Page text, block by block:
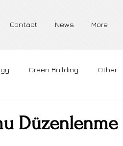
Contact News More
Green Building Other
Düzenlenme